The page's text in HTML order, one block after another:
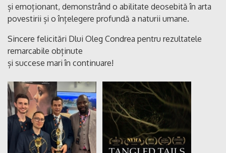
și emoționant, demonstrând o abilitate deosebită în arta
povestirii și o înțelegere profundă a naturii umane.
Sincere felicitări Dlui Oleg Condrea pentru rezultatele
remarcabile obținute
și succese mari în continuare!